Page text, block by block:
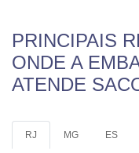
PRINCIPAIS
ONDE A
ATENDE
RJ MG ES